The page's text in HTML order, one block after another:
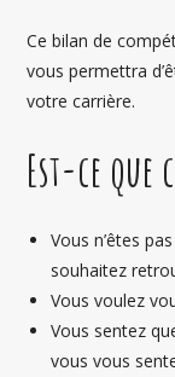
Ce bilan de
vous permettra
votre carrière.
Est-ce que
Vous n’êtes
souhaitez
Vous voulez
Vous sentez
vous vous